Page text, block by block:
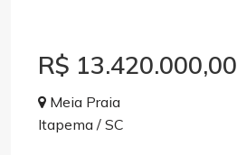
R$ 13.420.000,00
Meia Praia
Itapema / SC